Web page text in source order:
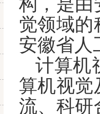
构，是由
觉领域的
安徽省人
计算机
算机视觉
流、科研